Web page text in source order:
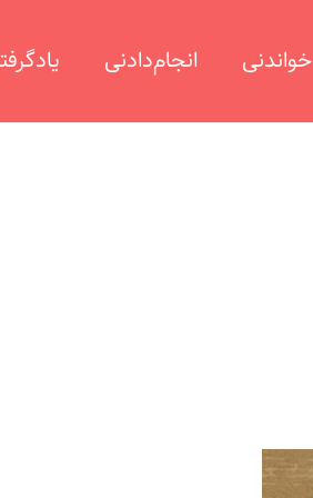
خواندنی انجام‌دادنی